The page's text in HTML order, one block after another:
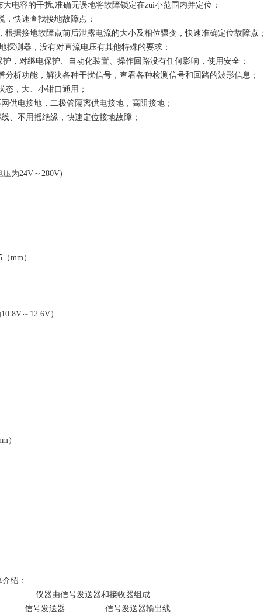
电容的干扰,准确无误地将故障锁定在zui小范围内并定位；
快速查找接地故障点；
据接地故障点前后泄露电流的大小及相位骤变，快速准确定位故障点；
探测器，没有对直流电压有其他特殊的要求；
，对继电保护、自动化装置、操作回路没有任何影响，使用安全；
析功能，解决各种干扰信号，查看各种检测信号和回路的波形信息；
，大、小钳口通用；
供电接地，二极管隔离供电接地，高阻接地；
、不用摇绝缘，快速定位接地故障；
为24V～280V)
mm）
～12.6V）
）
绍：
仪器由信号发送器和接收器组成
信号发送器 信号发送器输出线